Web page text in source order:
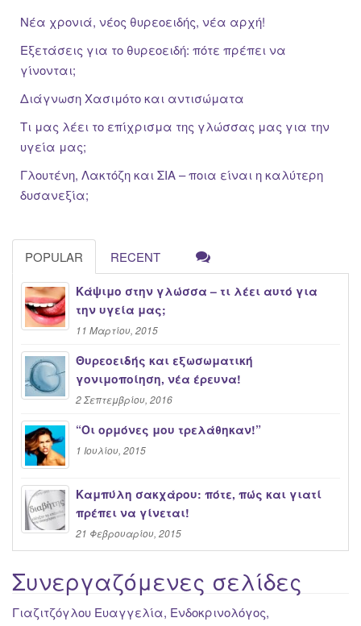
Νέα χρονιά, νέος θυρεοειδής, νέα αρχή!
Εξετάσεις για το θυρεοειδή: πότε πρέπει να
γίνονται;
Διάγνωση Χασιμότο και αντισώματα
Τι μας λέει το επίχρισμα της γλώσσας μας για την
υγεία μας;
Γλουτένη, Λακτόζη και ΣΙΑ – ποια είναι η καλύτερη
δυσανεξία;
POPULAR RECENT
Κάψιμο στην γλώσσα – τι λέει αυτό για
την υγεία μας;
11 Μαρτίου, 2015
Θυρεοειδής και εξωσωματική
γονιμοποίηση, νέα έρευνα!
2 Σεπτεμβρίου, 2016
“Oι ορμόνες μου τρελάθηκαν!”
1 Ιουλίου, 2015
Καμπύλη σακχάρου: πότε, πώς και γιατί
πρέπει να γίνεται!
21 Φεβρουαρίου, 2015
Συνεργαζόμενες σελίδες
Γιαζιτζόγλου Ευαγγελία, Ενδοκρινολόγος,